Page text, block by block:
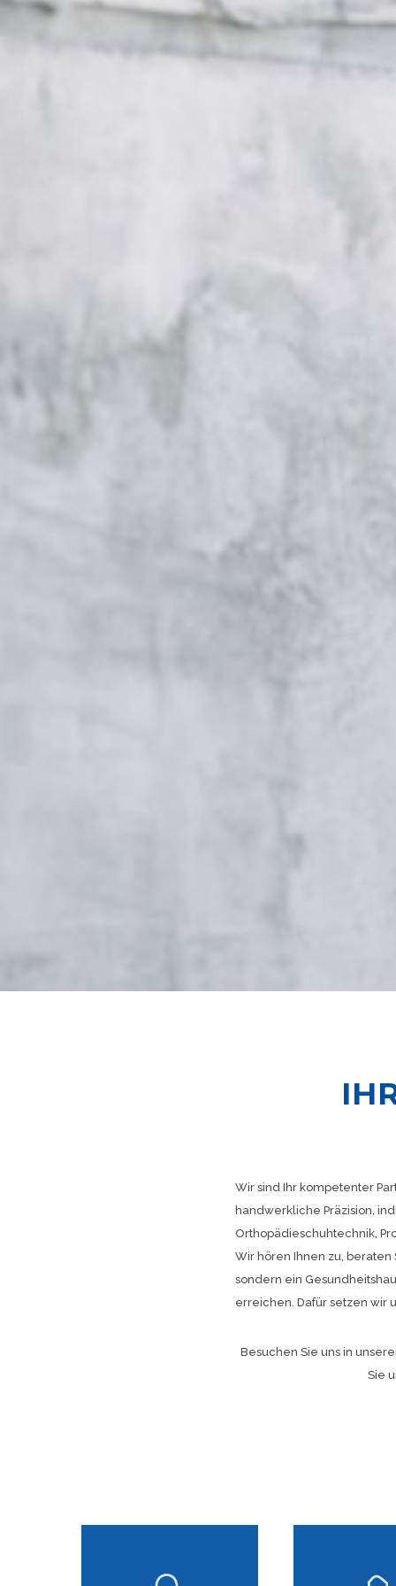
Wir sind Ihr kompetenter
handwerkliche Präzision,
Orthopädieschuhtechnik,
Wir hören Ihnen zu,
sondern ein
erreichen. Dafür setzen wir
Besuchen Sie uns in
Sie